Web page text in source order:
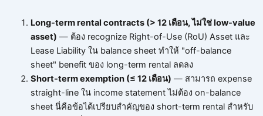
Long-term rental contracts (> 12 เดือน, ไม่ใช่ low-value
asset) — ต้อง recognize Right-of-Use (RoU) Asset และ
Lease Liability ใน balance sheet ทำให้ "off-balance
sheet" benefit ของ long-term rental ลดลง
Short-term exemption (≤ 12 เดือน) — สามารถ expense
straight-line ใน income statement ไม่ต้อง on-balance
sheet นี่คือข้อได้เปรียบสำคัญของ short-term rental สำหรับ